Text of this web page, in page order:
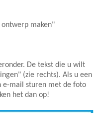
maken"
De tekst die u wilt
(zie rechts). Als u een
e-mail sturen met de foto
het dan op!